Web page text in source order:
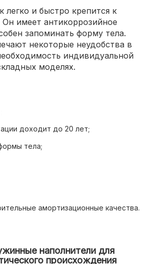
и быстро крепится к
Он имеет антикоррозийное
запоминать форму тела.
некоторые неудобства в
индивидуальной
моделях.
доходит до 20 лет;
тела;
покрытие.
амортизационные качества.
наполнители для
происхождения